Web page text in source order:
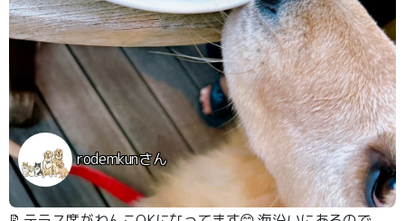
rodemkunさん